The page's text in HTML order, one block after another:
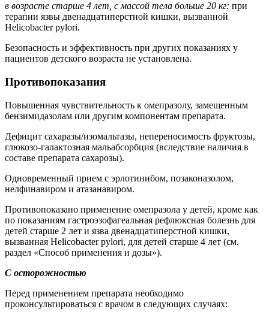
в возрасте старше 4 лет, с массой тела больше 20 кг: при
терапии язвы двенадцатиперстной кишки, вызванной
Helicobacter pylori.
Безопасность и эффективность при других показаниях у
пациентов детского возраста не установлена.
Противопоказания
Повышенная чувствительность к омепразолу, замещенным
бензимидазолам или другим компонентам препарата.
Дефицит сахаразы/изомальтазы, непереносимость фруктозы,
глюкозо-галактозная мальабсорбция (вследствие наличия в
составе препарата сахарозы).
Одновременный прием с эрлотинибом, позаконазолом,
нелфинавиром и атазанавиром.
Противопоказано применение омепразола у детей, кроме как
по показаниям гастроэзофагеальная рефлюксная болезнь для
детей старше 2 лет и язва двенадцатиперстной кишки,
вызванная Helicobacter pylori, для детей старше 4 лет (см.
раздел «Способ применения и дозы»).
С осторожностью
Перед применением препарата необходимо
проконсультироваться с врачом в следующих случаях: